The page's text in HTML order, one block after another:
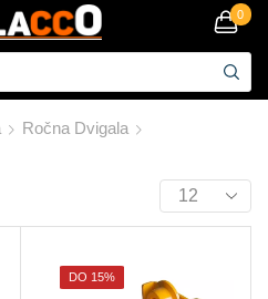
0
Ročna Dvigala
DO 15%